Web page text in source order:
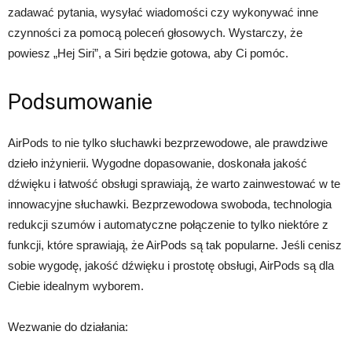
zadawać pytania, wysyłać wiadomości czy wykonywać inne
czynności za pomocą poleceń głosowych. Wystarczy, że
powiesz „Hej Siri”, a Siri będzie gotowa, aby Ci pomóc.
Podsumowanie
AirPods to nie tylko słuchawki bezprzewodowe, ale prawdziwe
dzieło inżynierii. Wygodne dopasowanie, doskonała jakość
dźwięku i łatwość obsługi sprawiają, że warto zainwestować w te
innowacyjne słuchawki. Bezprzewodowa swoboda, technologia
redukcji szumów i automatyczne połączenie to tylko niektóre z
funkcji, które sprawiają, że AirPods są tak popularne. Jeśli cenisz
sobie wygodę, jakość dźwięku i prostotę obsługi, AirPods są dla
Ciebie idealnym wyborem.
Wezwanie do działania: